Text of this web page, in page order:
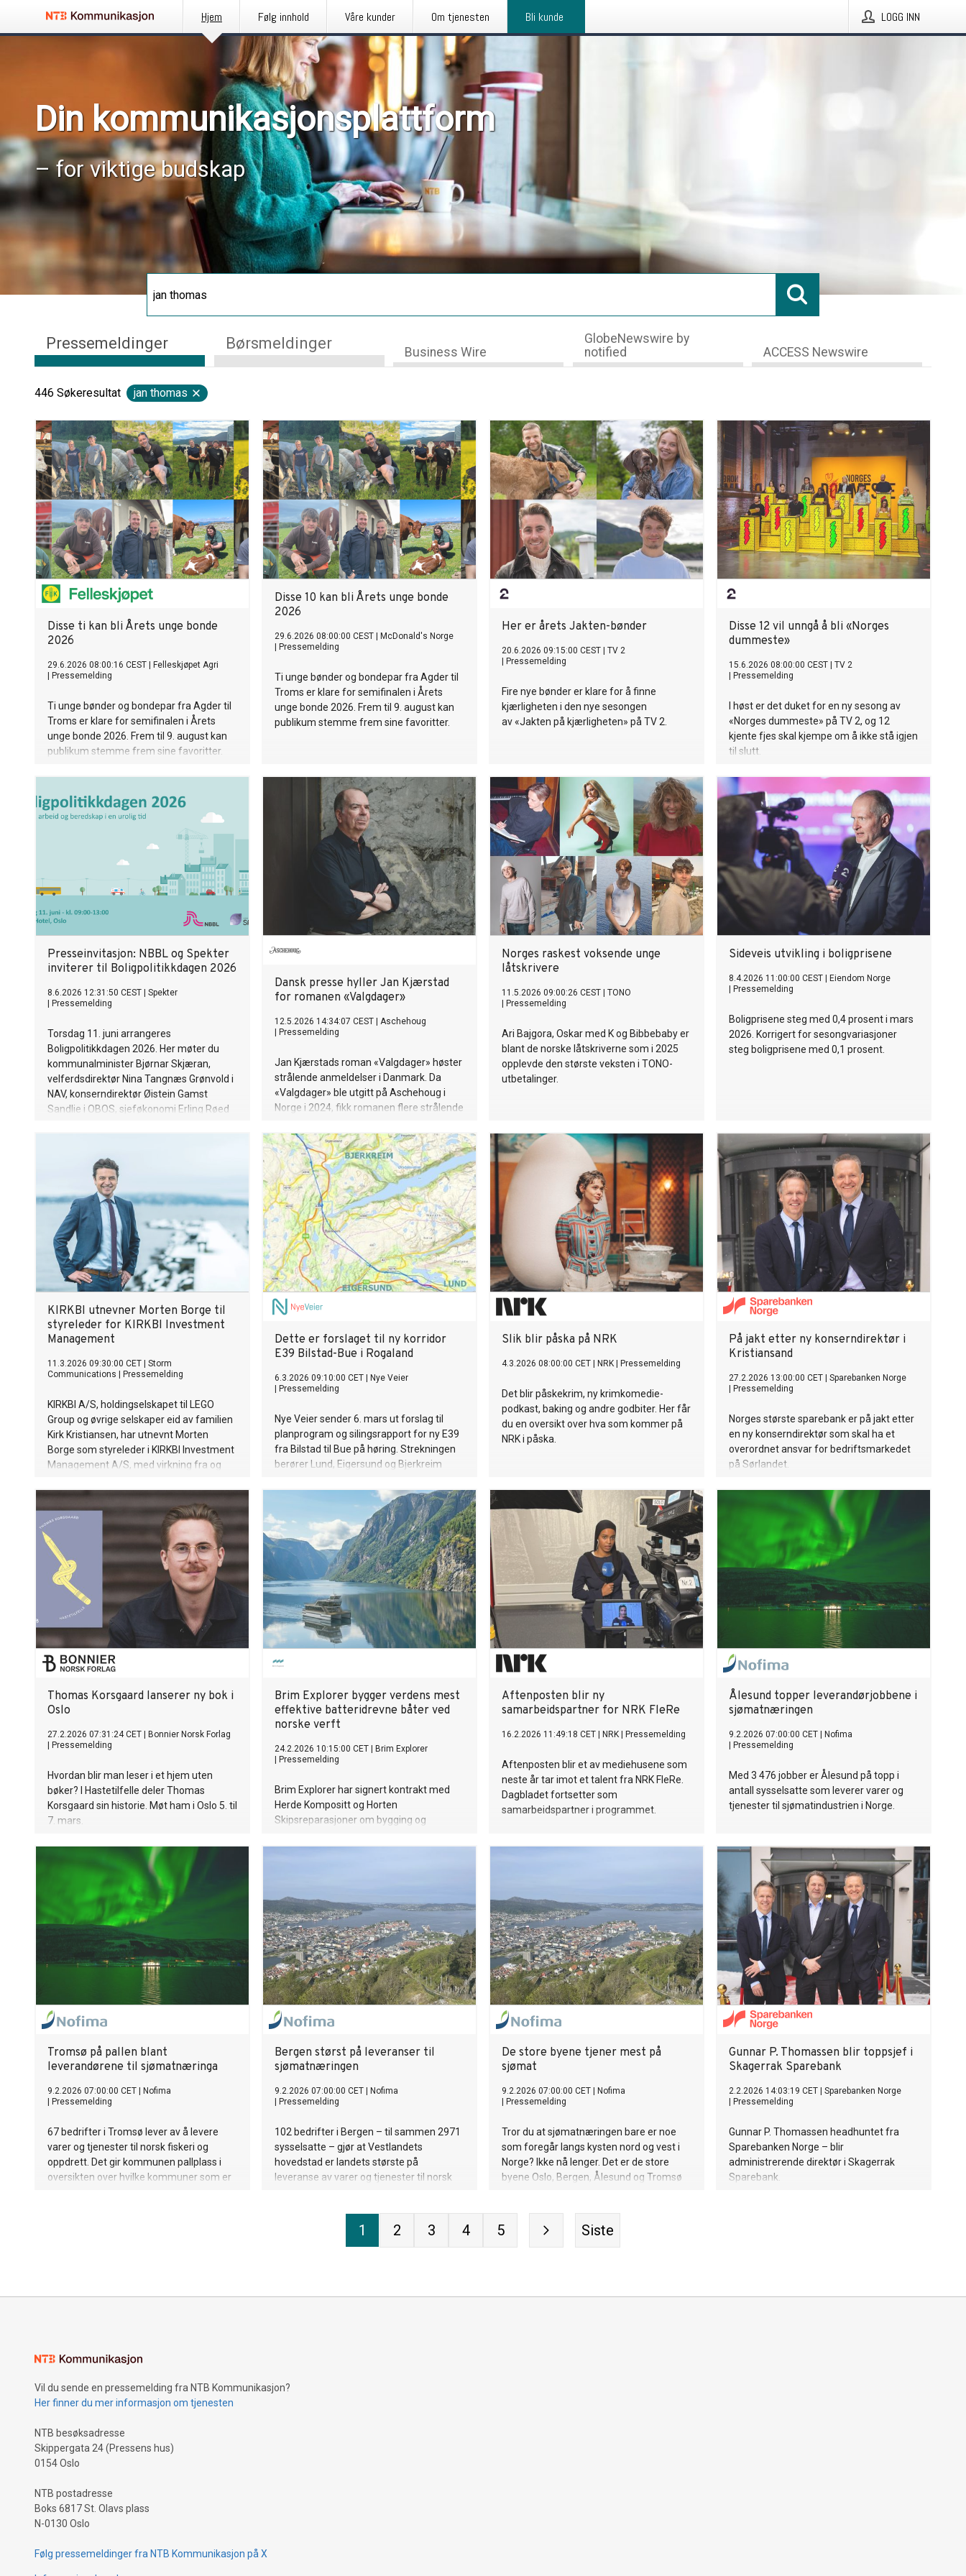
Hjem Følg innhold Våre kunder Om tjenesten Bli kunde LOGG INN
Din kommunikasjonsplattform
– for viktige budskap
Pressemeldinger Børsmeldinger Business Wire
GlobeNewswire by
notified
ACCESS Newswire
446 Søkeresultat jan thomas
Disse ti kan bli Årets unge bonde
2026
29.6.2026 08:00:16 CEST
Felleskjøpet Agri
Pressemelding
Ti unge bønder og bondepar fra Agder til
Troms er klare for semifinalen i Årets
unge bonde 2026. Frem til 9. august kan
publikum stemme frem sine favoritter.
Disse 10 kan bli Årets unge bonde
2026
29.6.2026 08:00:00 CEST
McDonald's Norge
Pressemelding
Ti unge bønder og bondepar fra Agder til
Troms er klare for semifinalen i Årets
unge bonde 2026. Frem til 9. august kan
publikum stemme frem sine favoritter.
Her er årets Jakten-bønder
20.6.2026 09:15:00 CEST
TV 2
Pressemelding
Fire nye bønder er klare for å finne
kjærligheten i den nye sesongen
av «Jakten på kjærligheten» på TV 2.
Disse 12 vil unngå å bli «Norges
dummeste»
15.6.2026 08:00:00 CEST
TV 2
Pressemelding
I høst er det duket for en ny sesong av
«Norges dummeste» på TV 2, og 12
kjente fjes skal kjempe om å ikke stå igjen
til slutt.
Presseinvitasjon: NBBL og Spekter
inviterer til Boligpolitikkdagen 2026
8.6.2026 12:31:50 CEST
Spekter
Pressemelding
Torsdag 11. juni arrangeres
Boligpolitikkdagen 2026. Her møter du
kommunalminister Bjørnar Skjæran,
velferdsdirektør Nina Tangnæs Grønvold i
NAV, konserndirektør Øistein Gamst
Sandlie i OBOS, sjeføkonomi Erling Røed
Dansk presse hyller Jan Kjærstad
for romanen «Valgdager»
12.5.2026 14:34:07 CEST
Aschehoug
Pressemelding
Jan Kjærstads roman «Valgdager» høster
strålende anmeldelser i Danmark. Da
«Valgdager» ble utgitt på Aschehoug i
Norge i 2024, fikk romanen flere strålende
Danmark, hvor boken nylig er utgitt med
tittelen "Valgdage" i Anne Matthiesens
oversettelse på dansk Gyldendal.
Norges raskest voksende unge
låtskrivere
11.5.2026 09:00:26 CEST
TONO
Pressemelding
Ari Bajgora, Oskar med K og Bibbebaby er
blant de norske låtskriverne som i 2025
opplevde den største veksten i TONO-
utbetalinger.
Sideveis utvikling i boligprisene
8.4.2026 11:00:00 CEST
Eiendom Norge
Pressemelding
Boligprisene steg med 0,4 prosent i mars
2026. Korrigert for sesongvariasjoner
steg boligprisene med 0,1 prosent.
KIRKBI utnevner Morten Borge til
styreleder for KIRKBI Investment
Management
11.3.2026 09:30:00 CET
Storm
Communications
Pressemelding
KIRKBI A/S, holdingselskapet til LEGO
Group og øvrige selskaper eid av familien
Kirk Kristiansen, har utnevnt Morten
Borge som styreleder i KIRKBI Investment
Management A/S, med virkning fra og
Dette er forslaget til ny korridor
E39 Bilstad-Bue i Rogaland
6.3.2026 09:10:00 CET
Nye Veier
Pressemelding
Nye Veier sender 6. mars ut forslag til
planprogram og silingsrapport for ny E39
fra Bilstad til Bue på høring. Strekningen
berører Lund, Eigersund og Bjerkreim
Slik blir påska på NRK
4.3.2026 08:00:00 CET NRK Pressemelding
Det blir påskekrim, ny krimkomedie-
podkast, baking og andre godbiter. Her får
du en oversikt over hva som kommer på
NRK i påska.
På jakt etter ny konserndirektør i
Kristiansand
27.2.2026 13:00:00 CET
Sparebanken Norge
Pressemelding
Norges største sparebank er på jakt etter
en ny konserndirektør som skal ha et
overordnet ansvar for bedriftsmarkedet
på Sørlandet.
Thomas Korsgaard lanserer ny bok i
Oslo
27.2.2026 07:31:24 CET
Bonnier Norsk Forlag
Pressemelding
Hvordan blir man leser i et hjem uten
bøker? I Hastetilfelle deler Thomas
Korsgaard sin historie. Møt ham i Oslo 5. til
7. mars.
Brim Explorer bygger verdens mest
effektive batteridrevne båter ved
norske verft
24.2.2026 10:15:00 CET
Brim Explorer
Pressemelding
Brim Explorer har signert kontrakt med
Herde Kompositt og Horten
Skipsreparasjoner om bygging og
batteridrevne båter. De to
Aftenposten blir ny
samarbeidspartner for NRK FleRe
16.2.2026 11:49:18 CET NRK Pressemelding
Aftenposten blir et av mediehusene som
neste år tar imot et talent fra NRK FleRe.
Dagbladet fortsetter som
samarbeidspartner i programmet.
Ålesund topper leverandørjobbene i
sjømatnæringen
9.2.2026 07:00:00 CET
Nofima
Pressemelding
Med 3 476 jobber er Ålesund på topp i
antall sysselsatte som leverer varer og
tjenester til sjømatindustrien i Norge.
Tromsø på pallen blant
leverandørene til sjømatnæringa
9.2.2026 07:00:00 CET
Nofima
Pressemelding
67 bedrifter i Tromsø lever av å levere
varer og tjenester til norsk fiskeri og
oppdrett. Det gir kommunen pallplass i
oversikten over hvilke kommuner som er
Bergen størst på leveranser til
sjømatnæringen
9.2.2026 07:00:00 CET
Nofima
Pressemelding
102 bedrifter i Bergen – til sammen 2971
sysselsatte – gjør at Vestlandets
hovedstad er landets største på
leveranse av varer og tjenester til norsk
De store byene tjener mest på
sjømat
9.2.2026 07:00:00 CET
Nofima
Pressemelding
Tror du at sjømatnæringen bare er noe
som foregår langs kysten nord og vest i
Norge? Ikke nå lenger. Det er de store
byene Oslo, Bergen, Ålesund og Tromsø
Gunnar P. Thomassen blir toppsjef i
Skagerrak Sparebank
2.2.2026 14:03:19 CET
Sparebanken Norge
Pressemelding
Gunnar P. Thomassen headhuntet fra
Sparebanken Norge – blir
administrerende direktør i Skagerrak
Sparebank.
1 2 3 4 5 Siste
Vil du sende en pressemelding fra NTB Kommunikasjon?
Her finner du mer informasjon om tjenesten
NTB besøksadresse
Skippergata 24 (Pressens hus)
0154 Oslo
NTB postadresse
Boks 6817 St. Olavs plass
N-0130 Oslo
Følg pressemeldinger fra NTB Kommunikasjon på X